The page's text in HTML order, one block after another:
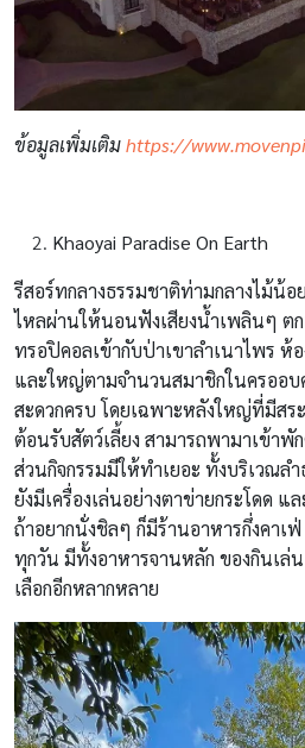
ข้อมูลเพิ่มเติมhttps://
Khaoyai Paradise On Earth
รีสอร์ทกลางธรรมชาติท่ามกลางไม้น้
ไหลผ่านให้นอนฟังเสียงน้ำเพลินๆ ต
ทรอปิคอลเข้ากับป่าเขาลำเนาไพร ห้
และใหญ่ตามจำนวนสมาชิกในครออบ
สะดวกครบ โดยเฉพาะหลังใหญ่ที่มีสร
ต้อนรับสัตว์เลี้ยง สามารถพามาเข้าพั
ส่วนกิจกรรมมีให้ทำเยอะ ทั้งบริเวณล
ยังมีเครื่องเล่นอย่างตาข่ายกระโดด
ถ้าอยากนั่งชิลๆ ก็มีร้านอาหารกึ่งคาเ
ทุกวัน มีทั้งอาหารจานหลัก ของกินเล่น
เลือกอีกหลากหลาย